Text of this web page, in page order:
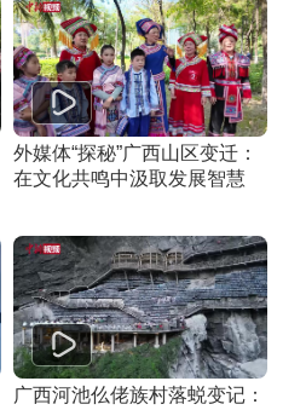
外媒体“探秘”广西山区变迁：
在文化共鸣中汲取发展智慧
广西河池仫佬族村落蜕变记：